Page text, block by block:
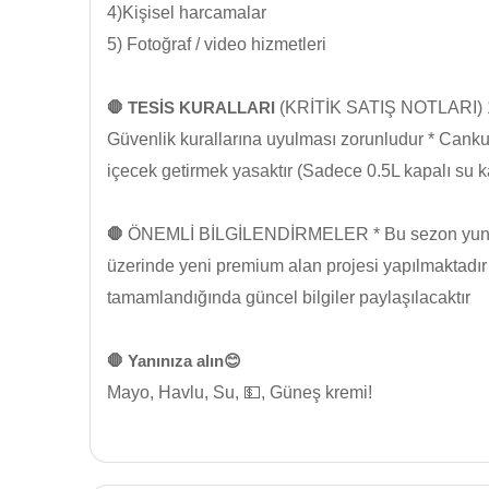
4)Kişisel harcamalar
5) Fotoğraf / video hizmetleri
🛑 TESİS KURALLARI (KRİTİK SATIŞ NOTLARI)
Güvenlik kurallarına uyulması zorunludur *
içecek getirmek yasaktır (Sadece 0.5L kapalı su
🛑 ÖNEMLİ BİLGİLENDİRMELER * Bu sezon
üzerinde yeni premium alan projesi
tamamlandığında güncel bilgiler paylaşılacaktır
🛑 Yanınıza alın😊
Mayo, Havlu, Su, 💵, Güneş kremi!